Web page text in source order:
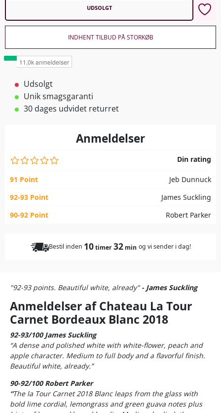
UDSOLGT
INDHENT TILBUD PÅ STORKØB
Udsolgt
Unik smagsgaranti
30 dages udvidet returret
Anmeldelser
Din rating
91 Point
Jeb Dunnuck
92-93 Point
James Suckling
90-92 Point
Robert Parker
Bestil inden 10timer32 min og vi sender i dag!
"92-93 points. Beautiful white, already" - James Suckling
Anmeldelser af Chateau La Tour
Carnet Bordeaux Blanc 2018
92-93/100 James Suckling
“A dense and polished white with white-flower, peach and
apple character. Medium to full body and a flavorful finish.
Beautiful white, already.”
90-92/100 Robert Parker
“The la Tour Carnet 2018 Blanc leaps from the glass with
bold lime cordial, lemongrass and green guava notes plus